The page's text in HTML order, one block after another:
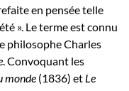
en pensée telle
». Le terme est connu
philosophe Charles
. Convoquant les
monde (1836) et Le